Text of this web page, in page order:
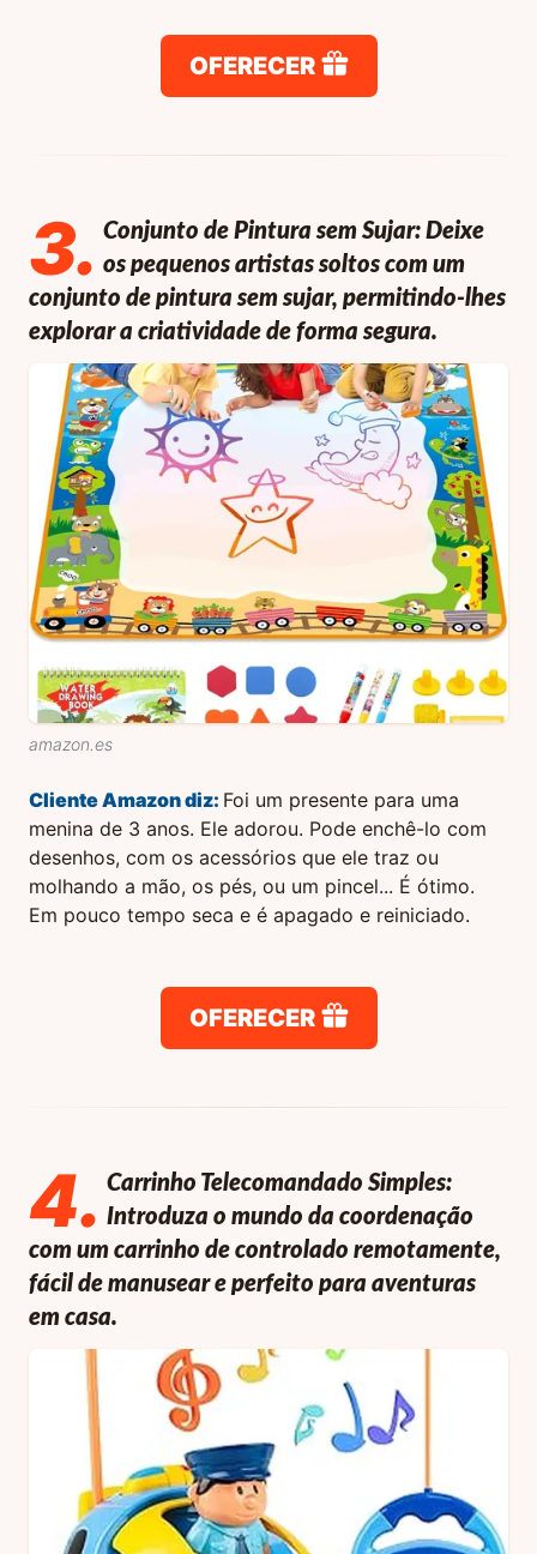
OFERECER
3. Conjunto de Pintura sem Sujar: Deixe
os pequenos artistas soltos com um
conjunto de pintura sem sujar, permitindo-lhes
explorar a criatividade de forma segura.
amazon.es
Cliente Amazondiz: Foi um presente para uma
menina de 3 anos. Ele adorou. Pode enchê-lo com
desenhos, com os acessórios que ele traz ou
molhando a mão, os pés, ou um pincel... É ótimo.
Em pouco tempo seca e é apagado e reiniciado.
OFERECER
4. Carrinho Telecomandado Simples:
Introduza o mundo da coordenação
com um carrinho de controlado remotamente,
fácil de manusear e perfeito para aventuras
em casa.